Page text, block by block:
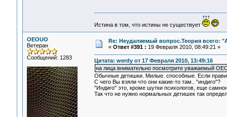
Истина в том, что истины не существует
OEOUO
Ветеран
Сообщений: 1283
Re: Неудаляемый вопрос.Теория всего:
« Ответ #391 : 19 Февраля 2010, 08:49:21 »
Цитата: werdy от 17 Февраля 2010, 13:49:16
на лица внимательно посмотрите уважаемый
Обычные детишки. Милые. способные. Если
С чего Вы взяли что они какие-то там.. "индиго"?
"Индиго" это, кроме шутки психологов, еще
Так что не нужно нормальных детишек так